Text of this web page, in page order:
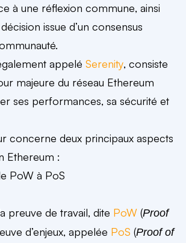
à une réflexion commune, ainsi
issue d’un consensus
appelé Serenity, consiste
majeure du réseau Ethereum
ses performances, sa sécurité et
concerne deux principaux aspects
Ethereum :
PoW à PoS
preuve de travail, dite PoW (Proof
d’enjeux, appelée PoS (Proof of